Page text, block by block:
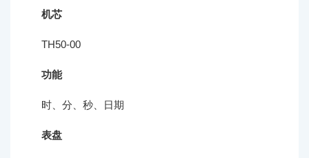
机芯
TH50-00
功能
时、分、秒、日期
表盘